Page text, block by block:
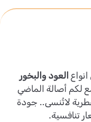
العود والبخور
لكم أصالة الماضي
لاتُنسى.. جودة
تنافسية.